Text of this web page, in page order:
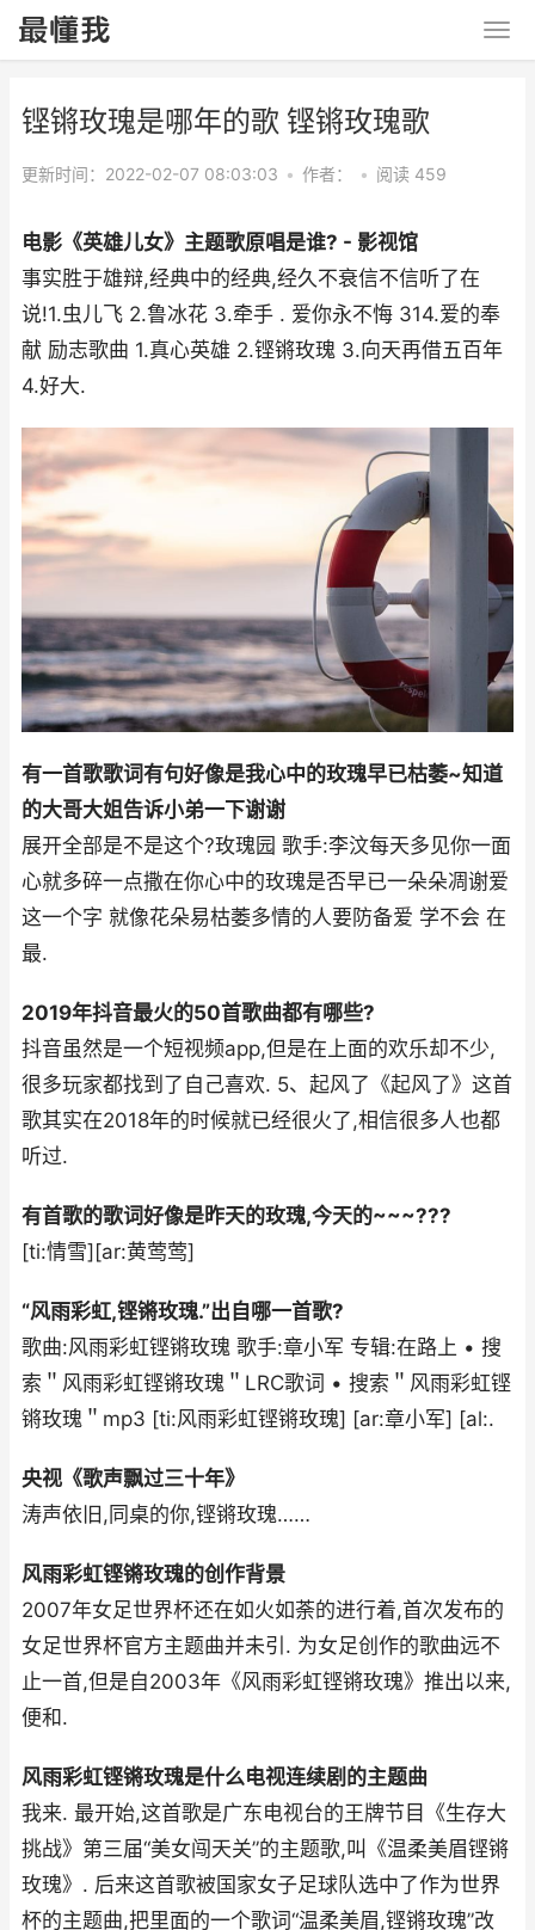
铿锵玫瑰是哪年的歌 铿锵玫瑰歌
更新时间：2022-02-07 08:03:03 • 作者： • 阅读 459
电影《英雄儿女》主题歌原唱是谁? - 影视馆
事实胜于雄辩,经典中的经典,经久不衰信不信听了在
说!1.虫儿飞 2.鲁冰花 3.牵手 . 爱你永不悔 314.爱的奉
献 励志歌曲 1.真心英雄 2.铿锵玫瑰 3.向天再借五百年
4.好大.
有一首歌歌词有句好像是我心中的玫瑰早已枯萎~知道
的大哥大姐告诉小弟一下谢谢
展开全部是不是这个?玫瑰园 歌手:李汶每天多见你一面
心就多碎一点撒在你心中的玫瑰是否早已一朵朵凋谢爱
这一个字 就像花朵易枯萎多情的人要防备爱 学不会 在
最.
2019年抖音最火的50首歌曲都有哪些?
抖音虽然是一个短视频app,但是在上面的欢乐却不少,
很多玩家都找到了自己喜欢. 5、起风了《起风了》这首
歌其实在2018年的时候就已经很火了,相信很多人也都
听过.
有首歌的歌词好像是昨天的玫瑰,今天的~~~???
[ti:情雪][ar:黄莺莺]
“风雨彩虹,铿锵玫瑰.”出自哪一首歌?
歌曲:风雨彩虹铿锵玫瑰 歌手:章小军 专辑:在路上 • 搜
索＂风雨彩虹铿锵玫瑰＂LRC歌词 • 搜索＂风雨彩虹铿
锵玫瑰＂mp3 [ti:风雨彩虹铿锵玫瑰] [ar:章小军] [al:.
央视《歌声飘过三十年》
涛声依旧,同桌的你,铿锵玫瑰……
风雨彩虹铿锵玫瑰的创作背景
2007年女足世界杯还在如火如荼的进行着,首次发布的
女足世界杯官方主题曲并未引. 为女足创作的歌曲远不
止一首,但是自2003年《风雨彩虹铿锵玫瑰》推出以来,
便和.
风雨彩虹铿锵玫瑰是什么电视连续剧的主题曲
我来. 最开始,这首歌是广东电视台的王牌节目《生存大
挑战》第三届“美女闯天关”的主题歌,叫《温柔美眉铿锵
玫瑰》. 后来这首歌被国家女子足球队选中了作为世界
杯的主题曲,把里面的一个歌词“温柔美眉,铿锵玫瑰”改